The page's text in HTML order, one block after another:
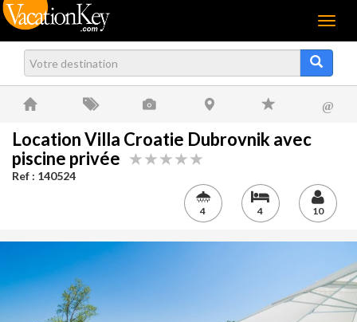
Menu
@
Location Villa Croatie Dubrovnik avec
piscine privée
Ref : 140524
4 4 10